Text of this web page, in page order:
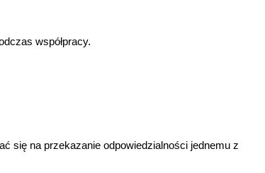
współpracy.
się na przekazanie odpowiedzialności jednemu z